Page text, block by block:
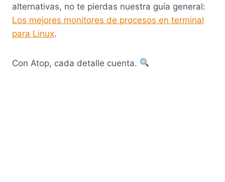
alternativas, no te pierdas nuestra guía general:
Los mejores monitores de procesos en terminal
para Linux.
Con Atop, cada detalle cuenta.